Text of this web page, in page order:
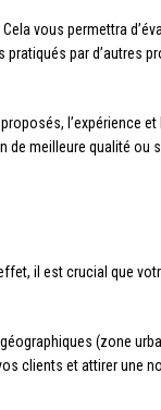
vous permettra
par d’autres
l’expérience
meilleure qualité ou
il est crucial que
(zone
clients et attirer une